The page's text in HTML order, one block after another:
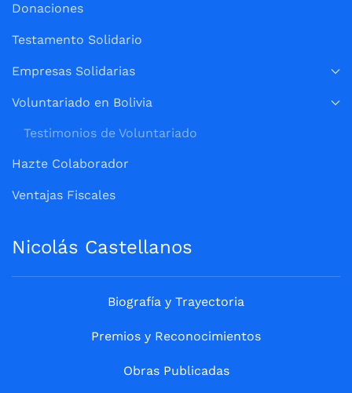
Donaciones
Testamento Solidario
Empresas Solidarias
Voluntariado en Bolivia
Testimonios de Voluntariado
Hazte Colaborador
Ventajas Fiscales
Nicolás Castellanos
Biografía y Trayectoria
Premios y Reconocimientos
Obras Publicadas